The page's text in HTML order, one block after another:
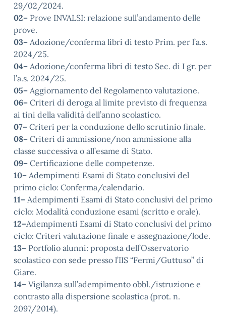
29/02/2024.
02– Prove INVALSI: relazione sull’andamento delle
prove.
03– Adozione/conferma libri di testo Prim. per l’a.s.
2024/25.
04– Adozione/conferma libri di testo Sec. di I gr. per
l’a.s. 2024/25.
05– Aggiornamento del Regolamento valutazione.
06– Criteri di deroga al limite previsto di frequenza
ai tini della validità dell’anno scolastico.
07– Criteri per la conduzione dello scrutinio finale.
08– Criteri di ammissione/non ammissione alla
classe successiva o all’esame di Stato.
09– Certificazione delle competenze.
10– Adempimenti Esami di Stato conclusivi del
primo ciclo: Conferma/calendario.
11– Adempimenti Esami di Stato conclusivi del primo
ciclo: Modalità conduzione esami (scritto e orale).
12–Adempimenti Esami di Stato conclusivi del primo
ciclo: Criteri valutazione finale e assegnazione/lode.
13– Portfolio alunni: proposta dell’Osservatorio
scolastico con sede presso l’IIS “Fermi/Guttuso” di
Giare.
14– Vigilanza sull’adempimento obbl./istruzione e
contrasto alla dispersione scolastica (prot. n.
2097/2014).